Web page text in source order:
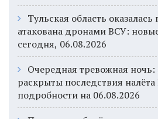
Тульская область
атакована дронами ВСУ:
сегодня, 06.08.2026
Очередная тревожная
раскрыты последствия
подробности на 06.08.2026